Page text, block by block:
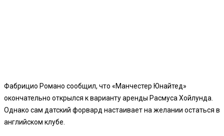
Фабрицио Романо сообщил, что «Манчестер Юнайтед»
окончательно открылся к варианту аренды Расмуса Хойлунда.
Однако сам датский форвард настаивает на желании остаться в
английском клубе.